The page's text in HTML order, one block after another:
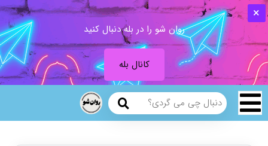
روان شو را در بله دنبال کنید
کانال بله